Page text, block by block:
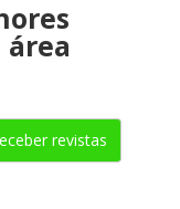
área
revistas